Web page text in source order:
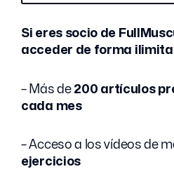
Si eres socio de
acceder de forma
– Más de 200 artículos
cada mes
– Acceso a los vídeos de
ejercicios